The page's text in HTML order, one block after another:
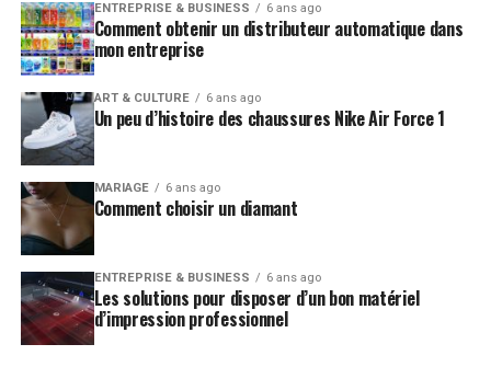
ENTREPRISE & BUSINESS 6 ans ago
Comment obtenir un distributeur automatique dans
mon entreprise
ART & CULTURE 6 ans ago
Un peu d’histoire des chaussures Nike Air Force 1
MARIAGE 6 ans ago
Comment choisir un diamant
ENTREPRISE & BUSINESS 6 ans ago
Les solutions pour disposer d’un bon matériel
d’impression professionnel